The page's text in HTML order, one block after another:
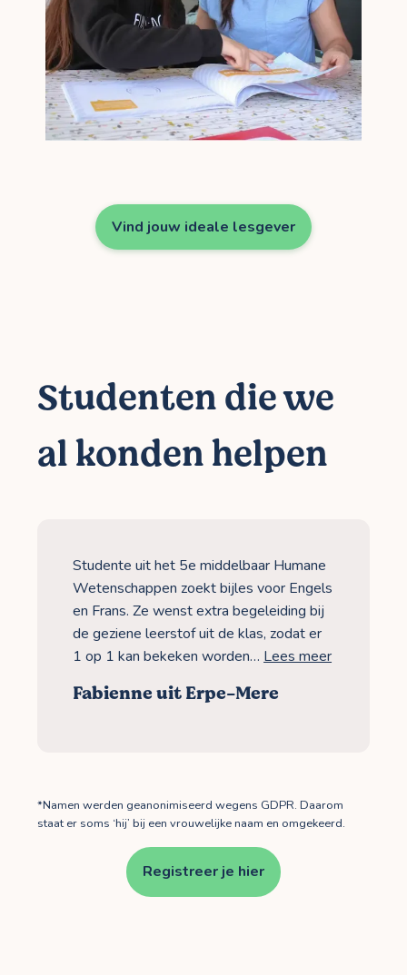
Vind jouw ideale lesgever
Studenten die we
al konden helpen
Studente uit het 5e middelbaar Humane
Wetenschappen zoekt bijles voor Engels
en Frans. Ze wenst extra begeleiding bij
de geziene leerstof uit de klas, zodat er
1 op 1 kan bekeken worden… Lees meer
Fabienne uit Erpe-Mere
*Namen werden geanonimiseerd wegens GDPR. Daarom
staat er soms ‘hij’ bij een vrouwelijke naam en omgekeerd.
Registreer je hier